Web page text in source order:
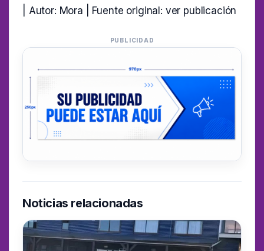
| Autor: Mora | Fuente original: ver publicación
PUBLICIDAD
Noticias relacionadas